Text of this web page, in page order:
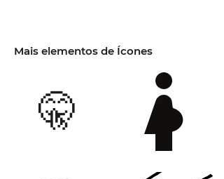
Mais elementos de Ícones
🤫